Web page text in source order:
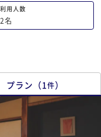
品数もお味も本当に
って丁寧に作りたい
季節を変えてまたう
利用人数
2名
プラン （1 件）